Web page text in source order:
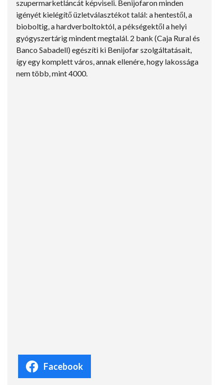
szupermarketláncát képviseli. Benijofaron minden
igényét kielégítő üzletválasztékot talál: a hentestől, a
bioboltig, a hardverboltoktól, a pékségektől a helyi
gyógyszertárig mindent megtalál. 2 bank (Caja Rural és
Banco Sabadell) egészíti ki Benijofar szolgáltatásait,
így egy komplett város, annak ellenére, hogy lakossága
nem több, mint 4000.
Facebook